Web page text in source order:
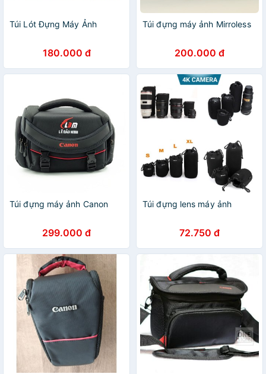
Túi Lót Đựng Máy Ảnh
180.000 đ
Túi đựng máy ảnh Mirroless
200.000 đ
Túi đựng máy ảnh Canon
299.000 đ
Túi đựng lens máy ảnh
72.750 đ